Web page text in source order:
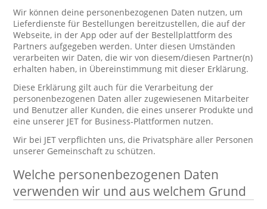
Wir können deine personenbezogenen Daten nutzen, um
Lieferdienste für Bestellungen bereitzustellen, die auf der
Webseite, in der App oder auf der Bestellplattform des
Partners aufgegeben werden. Unter diesen Umständen
verarbeiten wir Daten, die wir von diesem/diesen Partner(n)
erhalten haben, in Übereinstimmung mit dieser Erklärung.
Diese Erklärung gilt auch für die Verarbeitung der
personenbezogenen Daten aller zugewiesenen Mitarbeiter
und Benutzer aller Kunden, die eines unserer Produkte und
eine unserer JET for Business-Plattformen nutzen.
Wir bei JET verpflichten uns, die Privatsphäre aller Personen
unserer Gemeinschaft zu schützen.
Welche personenbezogenen Daten
verwenden wir und aus welchem Grund